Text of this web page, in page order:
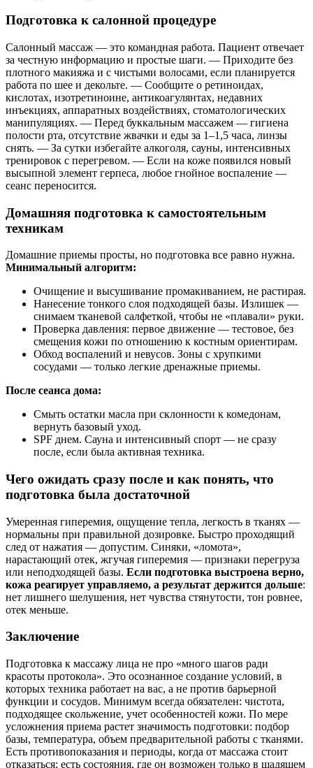
Подготовка к салонной процедуре
Салонный массаж — это командная работа. Пациент отвечает
за честную информацию и простые шаги. — Приходите без
плотного макияжа и с чистыми волосами, если планируется
работа по шее и декольте. — Сообщите о ретиноидах,
кислотах, изотретиноине, антикоагулянтах, недавних
инъекциях, аппаратных воздействиях, стоматологических
манипуляциях. — Перед буккальным массажем — гигиена
полости рта, отсутствие жвачки и еды за 1–1,5 часа, линзы
снять. — За сутки избегайте алкоголя, сауны, интенсивных
тренировок с перегревом. — Если на коже появился новый
высыпной элемент герпеса, любое гнойное воспаление —
сеанс переносится.
Домашняя подготовка к самостоятельным
техникам
Домашние приемы просты, но подготовка все равно нужна.
Минимальный алгоритм:
Очищение и высушивание промакиванием, не растирая.
Нанесение тонкого слоя подходящей базы. Излишек —
снимаем тканевой салфеткой, чтобы не «плавали» руки.
Проверка давления: первое движение — тестовое, без
смещения кожи по отношению к костным ориентирам.
Обход воспалений и невусов. Зоны с хрупкими
сосудами — только легкие дренажные приемы.
После сеанса дома:
Смыть остатки масла при склонности к комедонам,
вернуть базовый уход.
SPF днем. Сауна и интенсивный спорт — не сразу
после, если была активная техника.
Чего ожидать сразу после и как понять, что
подготовка была достаточной
Умеренная гиперемия, ощущение тепла, легкость в тканях —
нормальны при правильной дозировке. Быстро проходящий
след от нажатия — допустим. Синяки, «ломота»,
нарастающий отек, жгучая гиперемия — признаки перегруза
или неподходящей базы. Если подготовка выстроена верно,
кожа реагирует управляемо, а результат держится дольше:
нет лишнего шелушения, нет чувства стянутости, тон ровнее,
отек меньше.
Заключение
Подготовка к массажу лица не про «много шагов ради
красоты протокола». Это осознанное создание условий, в
которых техника работает на вас, а не против барьерной
функции и сосудов. Минимум всегда обязателен: чистота,
подходящее скольжение, учет особенностей кожи. По мере
усложнения приема растет значимость подготовки: подбор
базы, температура, объем предварительной работы с тканями.
Есть противопоказания и периоды, когда от массажа стоит
отказаться; есть состояния, где он возможен только в щадящем